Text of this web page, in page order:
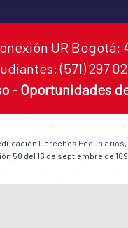
UR Bogotá:
(571) 297
- Oportunidades
Derechos
58 del 16 de septiembre de